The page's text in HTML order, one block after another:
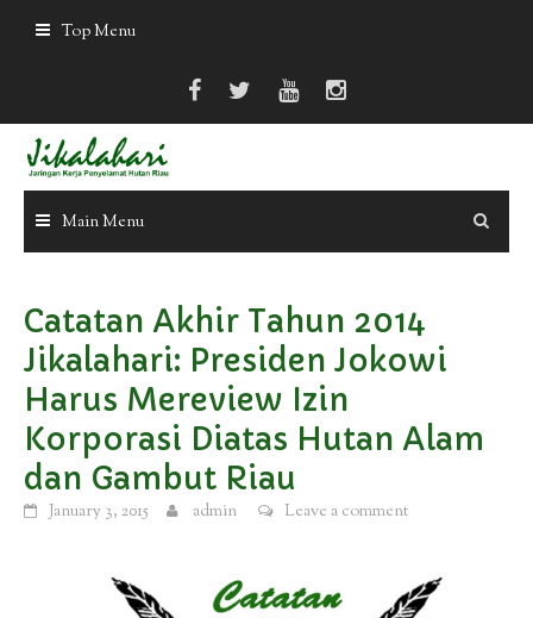
Top Menu
Main Menu
Catatan Akhir Tahun 2014
Jikalahari: Presiden Jokowi
Harus Mereview Izin
Korporasi Diatas Hutan Alam
dan Gambut Riau
January 3, 2015 admin Leave a comment